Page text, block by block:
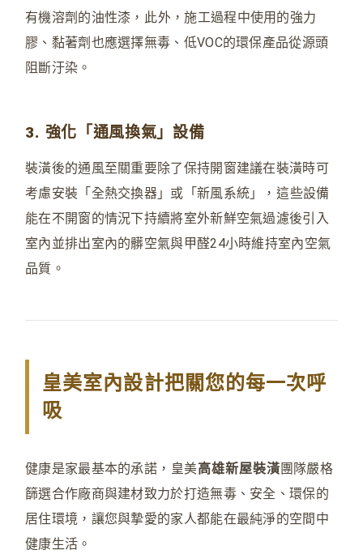
有機溶劑的油性漆 ， 此外，施工過程中使用的強力
膠、黏著劑也應選擇無毒、低VOC的環保產品從源頭
阻斷汙染。
3. 強化「通風換氣」設備
裝潢後的通風至關重要除了保持開窗建議在裝潢時可
考慮安裝「全熱交換器」或「新風系統」
，這些設備
能在不開窗的情況下持續將室外新鮮空氣過濾後引入
室內並排出室內的髒空氣與甲醛24小時維持室內空氣
品質。
皇美室內設計把關您的每一次呼
吸
健康是家最基本的承諾 ， 皇美高雄新屋裝潢團隊嚴格
篩選合作廠商與建材致力於打造無毒、安全、環保的
居住環境，讓您與摯愛的家人都能在最純淨的空間中
健康生活。